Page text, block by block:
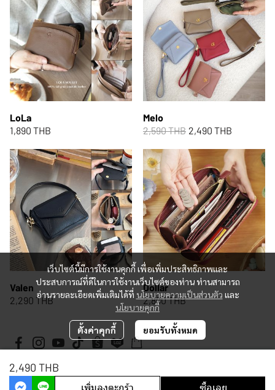
LoLa
1,890 THB
Melo
2,590 THB 2,490 THB
Valen
2,290 THB
Dollar
2,890 THB
2,490 THB
เพิ่มลงตะกร้า ซื้อเลย
เว็บไซต์นี้มีการใช้งานคุกกี้ เพื่อเพิ่มประสิทธิภาพและ
ประสบการณ์ที่ดีในการใช้งานเว็บไซต์ของท่าน ท่านสามารถ
อ่านรายละเอียดเพิ่มเติมได้ที่ นโยบายความเป็นส่วนตัว และ
นโยบายคุกกี้
ตั้งค่าคุกกี้ ยอมรับทั้งหมด
Copyright 2026 | All Rights Reserved | Powered by MWE